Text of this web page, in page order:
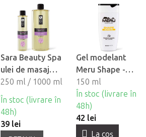
Sara Beauty Spa
ulei de masaj
natural vegetal
pentru slabit -
Slimming
250 ml / 1000 ml
În stoc (livrare în
48h)
39 lei
Gel modelant
Meru Shape -
Chili si Cofeina
150 ml
În stoc (livrare în
48h)
42 lei
La coş